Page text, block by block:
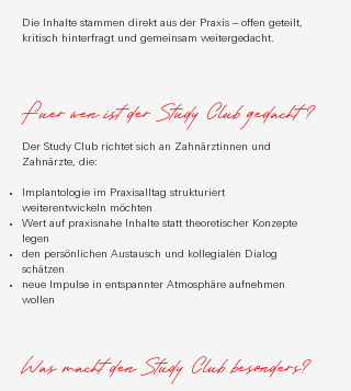
Die Inhalte stammen direkt aus der Praxis – offen geteilt,
kritisch hinterfragt und gemeinsam weitergedacht.
Fuer wen ist der Study Club gedacht ?
Der Study Club richtet sich an Zahnärztinnen und
Zahnärzte, die:
Implantologie im Praxisalltag strukturiert
weiterentwickeln möchten
Wert auf praxisnahe Inhalte statt theoretischer Konzepte
legen
den persönlichen Austausch und kollegialen Dialog
schätzen
neue Impulse in entspannter Atmosphäre aufnehmen
wollen
Was macht den Study Club besonders?